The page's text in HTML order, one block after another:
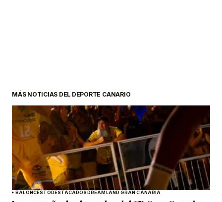
MÁS NOTICIAS DEL DEPORTE CANARIO
BALONCESTODESTACADOSDREAMLAND GRAN CANARIA